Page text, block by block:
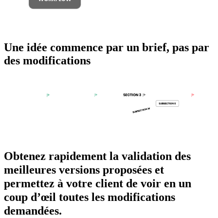
Une idée commence par un brief, pas par
des modifications
Obtenez rapidement la validation des
meilleures versions proposées et
permettez à votre client de voir en un
coup d’œil toutes les modifications
demandées.